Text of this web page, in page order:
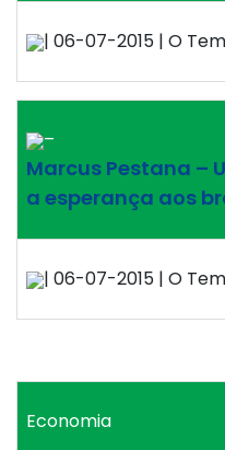
| 06-07-2015 | O
–
Marcus Pestana –
a esperança aos
| 06-07-2015 | O
Economia